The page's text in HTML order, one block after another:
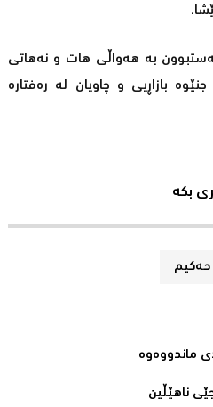
بە هەواڵی هات و نەهاتی
بازاڕیی و چاویان لە رەفتارە
بکە
ماندووەوە‌
ناھێڵین‌